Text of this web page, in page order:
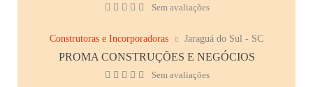
Sem avaliações
Construtoras e Incorporadoras Jaraguá do Sul - SC
PROMA CONSTRUÇÕES E NEGÓCIOS
Sem avaliações